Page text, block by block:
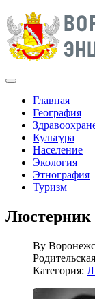
Главная
География
Культура
Население
Экология
Этнография
Туризм
Люстерник
By
Категория: Л